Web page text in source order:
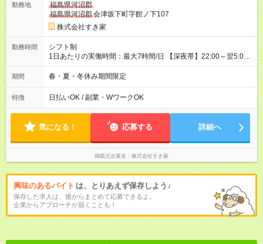
同時給）
勤務地
福島県河沼郡
福島県河沼郡会津坂下町字館ノ下107
株式会社すき家
勤務時間
シフト制
1日あたりの実働時間：最大7時間/日 【深夜帯】22:00～翌5:00
週2日～・1日2h～OK◎ ※22:00から翌5:00までは18歳以上の方
のみ勤務可能です（18歳未満の深夜業務禁止のため） ★深夜で
す。 必ず、2名以上での勤務を行いますので、安心して働けま
す。
期間 春・夏・冬休み期間限定
特徴 日払いOK / 副業・WワークOK
気になる！ 応募する 詳細へ
掲載元企業名 株式会社すき家
興味のあるバイト は、とりあえず保存しよう♪
保存した求人は、後からまとめて応募できるよ。
企業からアプローチが届くことも！